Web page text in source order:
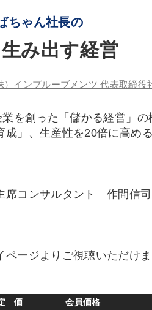
ちゃん社長の
み出す経営
）インプルーブメンツ 代表取締役
を創った「儲かる経営」の
」、生産性を20倍に高める
席コンサルタント 作間信司
ージよりご視聴いただけま
価 会員価格